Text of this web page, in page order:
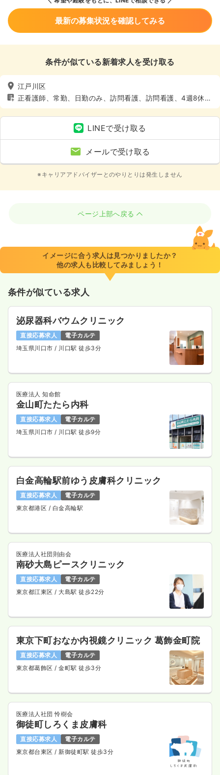
最新の募集状況を確認してみる
条件が似ている新着求人を受け取る
江戸川区
正看護師、常勤、日勤のみ、訪問看護、訪問看護、4週8休以
上、土日休み
LINEで受け取る
メールで受け取る
※キャリアアドバイザーとのやりとりは発生しません
ページ上部へ戻る
イメージに合う求人は見つかりましたか？
他の求人も比較してみましょう！
条件が似ている求人
泌尿器科バウムクリニック
直接応募求人
電子カルテ
埼玉県川口市/ 川口駅 徒歩3分
医療法人 知命館
金山町たたら内科
直接応募求人
電子カルテ
埼玉県川口市/ 川口駅 徒歩9分
白金高輪駅前ゆう皮膚科クリニック
直接応募求人
電子カルテ
東京都港区 / 白金高輪駅
医療法人社団則由会
南砂大島ピースクリニック
直接応募求人
電子カルテ
東京都江東区/ 大島駅 徒歩22分
東京下町おなか内視鏡クリニック 葛飾金町院
直接応募求人
電子カルテ
東京都葛飾区/ 金町駅 徒歩3分
医療法人社団 怜樹会
御徒町しろくま皮膚科
直接応募求人
電子カルテ
東京都台東区/ 新御徒町駅 徒歩3分